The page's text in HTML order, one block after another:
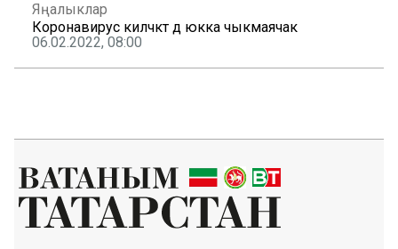
Яңалыклар
Коронавирус киләчәктә дә юкка чыкмаячак
06.02.2022, 08:00